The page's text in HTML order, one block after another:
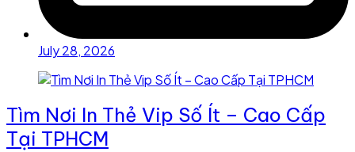
July 28, 2026
Tìm Nơi In Thẻ Vip Số Ít – Cao Cấp
Tại TPHCM